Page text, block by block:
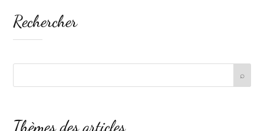
Rechercher
Thèmes des articles